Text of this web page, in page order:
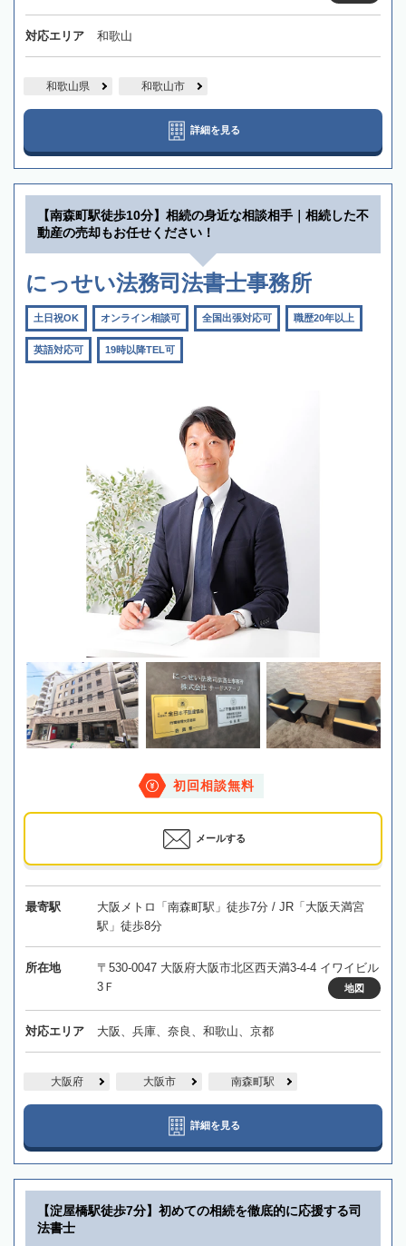
対応エリア 和歌山
和歌山県 和歌山市
詳細を見る
【南森町駅徒歩10分】相続の身近な相談相手｜相続した不
動産の売却もお任せください！
にっせい法務司法書士事務所
土日祝OK オンライン相談可 全国出張対応可 職歴20年以上
英語対応可 19時以降TEL可
初回相談無料
メールする
最寄駅
大阪メトロ「南森町駅」徒歩7分 / JR「大阪天満宮
駅」徒歩8分
所在地
〒530-0047 大阪府大阪市北区西天満3-4-4 イワイビル
3Ｆ
地図
対応エリア 大阪、兵庫、奈良、和歌山、京都
大阪府 大阪市 南森町駅
詳細を見る
【淀屋橋駅徒歩7分】初めての相続を徹底的に応援する司
法書士